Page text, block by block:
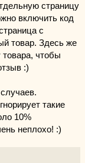
страницу
включить код
с
товар. Здесь же
товара, чтобы
:)
такие
10%
неплохо! :)